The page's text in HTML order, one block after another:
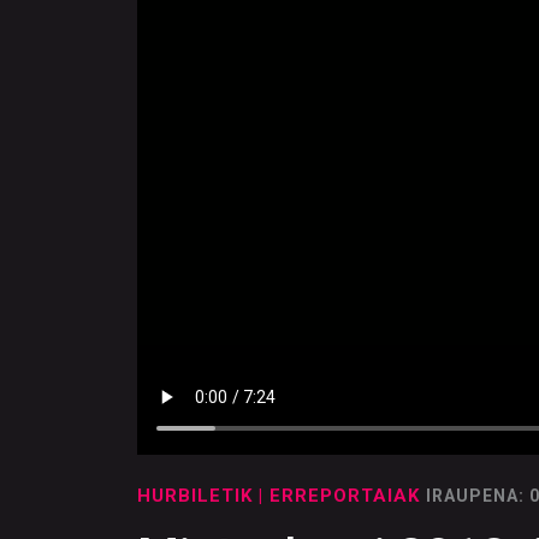
HURBILETIK | ERREPORTAIAK IRAUPENA: